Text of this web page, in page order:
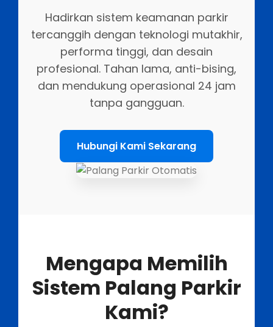
Hadirkan sistem keamanan parkir
tercanggih dengan teknologi mutakhir,
performa tinggi, dan desain
profesional. Tahan lama, anti-bising,
dan mendukung operasional 24 jam
tanpa gangguan.
Hubungi Kami Sekarang
Mengapa Memilih
Sistem Palang Parkir
Kami?